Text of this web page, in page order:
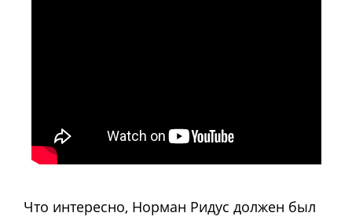
Что интересно, Норман Ридус должен был